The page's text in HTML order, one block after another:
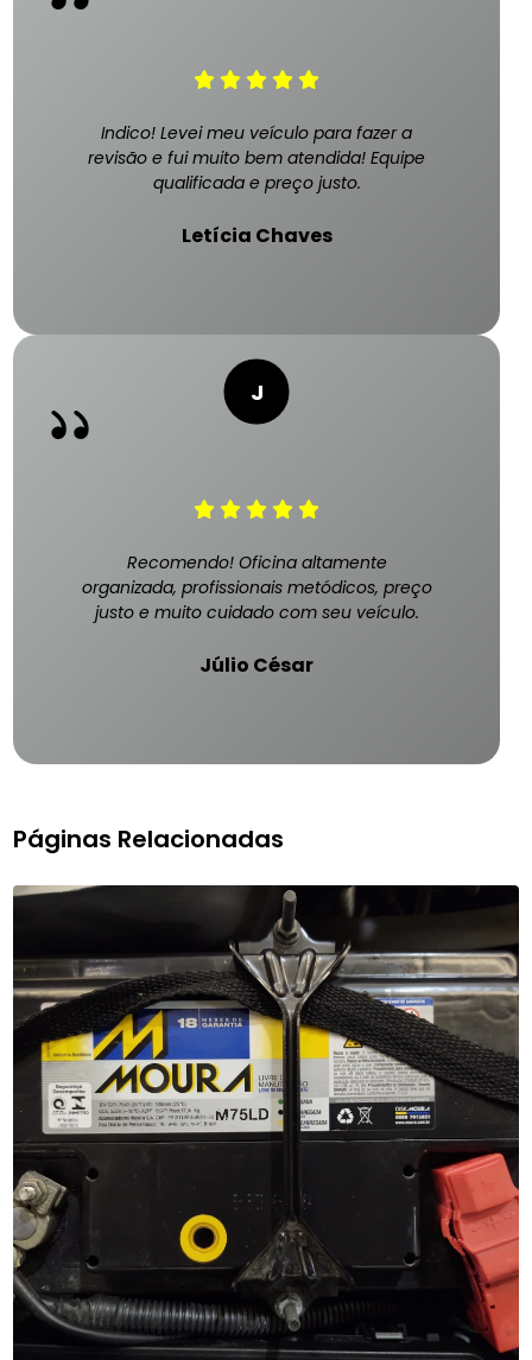
Indico! Levei meu veículo para fazer a
revisão e fui muito bem atendida! Equipe
qualificada e preço justo.
Letícia Chaves
Recomendo! Oficina altamente
organizada, profissionais metódicos, preço
justo e muito cuidado com seu veículo.
Júlio César
Páginas Relacionadas